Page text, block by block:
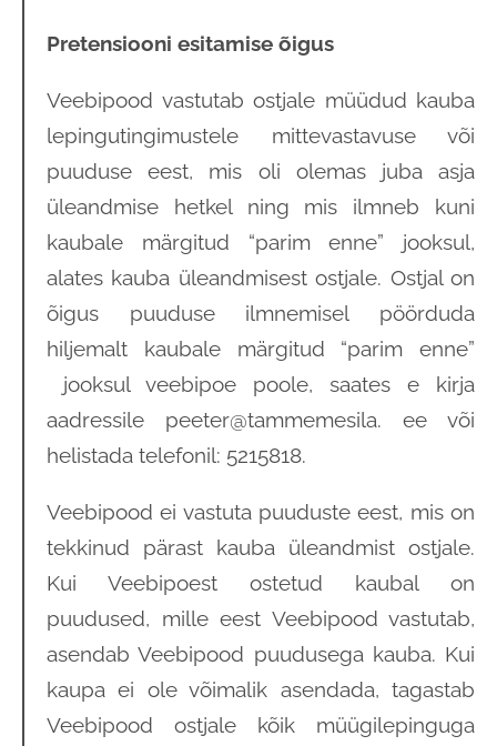
Pretensiooni esitamise õigus
Veebipood vastutab ostjale müüdud kauba
lepingutingimustele mittevastavuse või
puuduse eest, mis oli olemas juba asja
üleandmise hetkel ning mis ilmneb kuni
kaubale märgitud “parim enne” jooksul,
alates kauba üleandmisest ostjale. Ostjal on
õigus puuduse ilmnemisel pöörduda
hiljemalt kaubale märgitud “parim enne”
jooksul veebipoe poole, saates e kirja
aadressile peeter@tammemesila. ee või
helistada telefonil: 5215818.
Veebipood ei vastuta puuduste eest, mis on
tekkinud pärast kauba üleandmist ostjale.
Kui Veebipoest ostetud kaubal on
puudused, mille eest Veebipood vastutab,
asendab Veebipood puudusega kauba. Kui
kaupa ei ole võimalik asendada, tagastab
Veebipood ostjale kõik müügilepinguga